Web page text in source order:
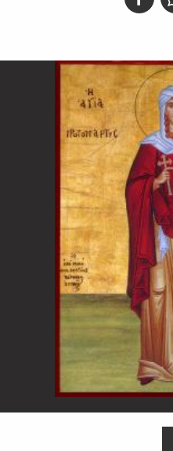
Sfânta